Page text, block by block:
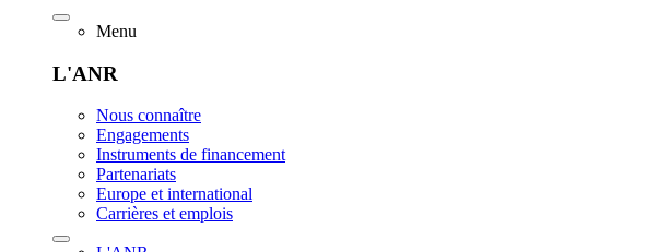
Menu
L'ANR
Nous connaître
Engagements
Instruments de financement
Partenariats
Europe et international
Carrières et emplois